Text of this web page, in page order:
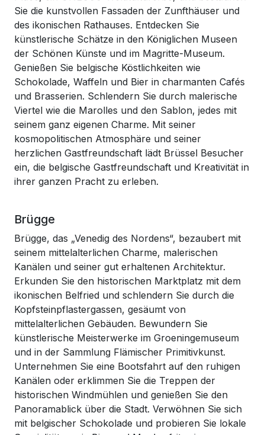
Sie die kunstvollen Fassaden der Zunfthäuser und
des ikonischen Rathauses. Entdecken Sie
künstlerische Schätze in den Königlichen Museen
der Schönen Künste und im Magritte-Museum.
Genießen Sie belgische Köstlichkeiten wie
Schokolade, Waffeln und Bier in charmanten Cafés
und Brasserien. Schlendern Sie durch malerische
Viertel wie die Marolles und den Sablon, jedes mit
seinem ganz eigenen Charme. Mit seiner
kosmopolitischen Atmosphäre und seiner
herzlichen Gastfreundschaft lädt Brüssel Besucher
ein, die belgische Gastfreundschaft und Kreativität in
ihrer ganzen Pracht zu erleben.
Brügge
Brügge, das „Venedig des Nordens“, bezaubert mit
seinem mittelalterlichen Charme, malerischen
Kanälen und seiner gut erhaltenen Architektur.
Erkunden Sie den historischen Marktplatz mit dem
ikonischen Belfried und schlendern Sie durch die
Kopfsteinpflastergassen, gesäumt von
mittelalterlichen Gebäuden. Bewundern Sie
künstlerische Meisterwerke im Groeningemuseum
und in der Sammlung Flämischer Primitivkunst.
Unternehmen Sie eine Bootsfahrt auf den ruhigen
Kanälen oder erklimmen Sie die Treppen der
historischen Windmühlen und genießen Sie den
Panoramablick über die Stadt. Verwöhnen Sie sich
mit belgischer Schokolade und probieren Sie lokale